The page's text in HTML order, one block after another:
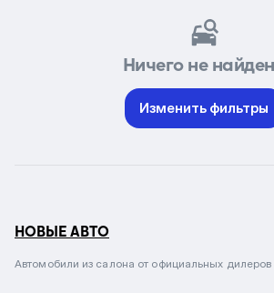
Ничего не
Изменить фильтры
НОВЫЕ АВТО
Автомобили из салона от официальных дилеров